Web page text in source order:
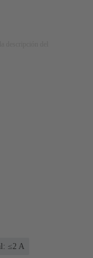
≤2 A